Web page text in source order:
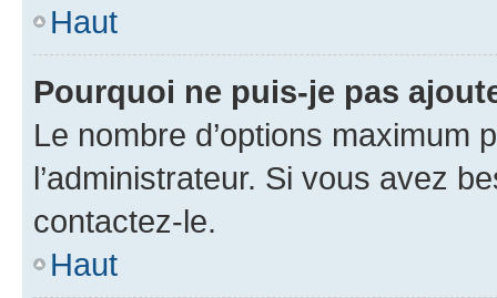
Haut
Pourquoi ne puis-je pas
Le nombre d’options maximum
l’administrateur. Si vous avez
contactez-le.
Haut